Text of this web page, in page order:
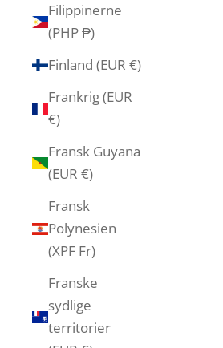
Filippinerne
(PHP ₱)
Finland (EUR €)
Frankrig (EUR
€)
Fransk Guyana
(EUR €)
Fransk
Polynesien
(XPF Fr)
Franske
sydlige
territorier